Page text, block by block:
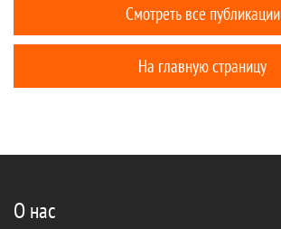
Смотреть все публикации
На главную страницу
О нас